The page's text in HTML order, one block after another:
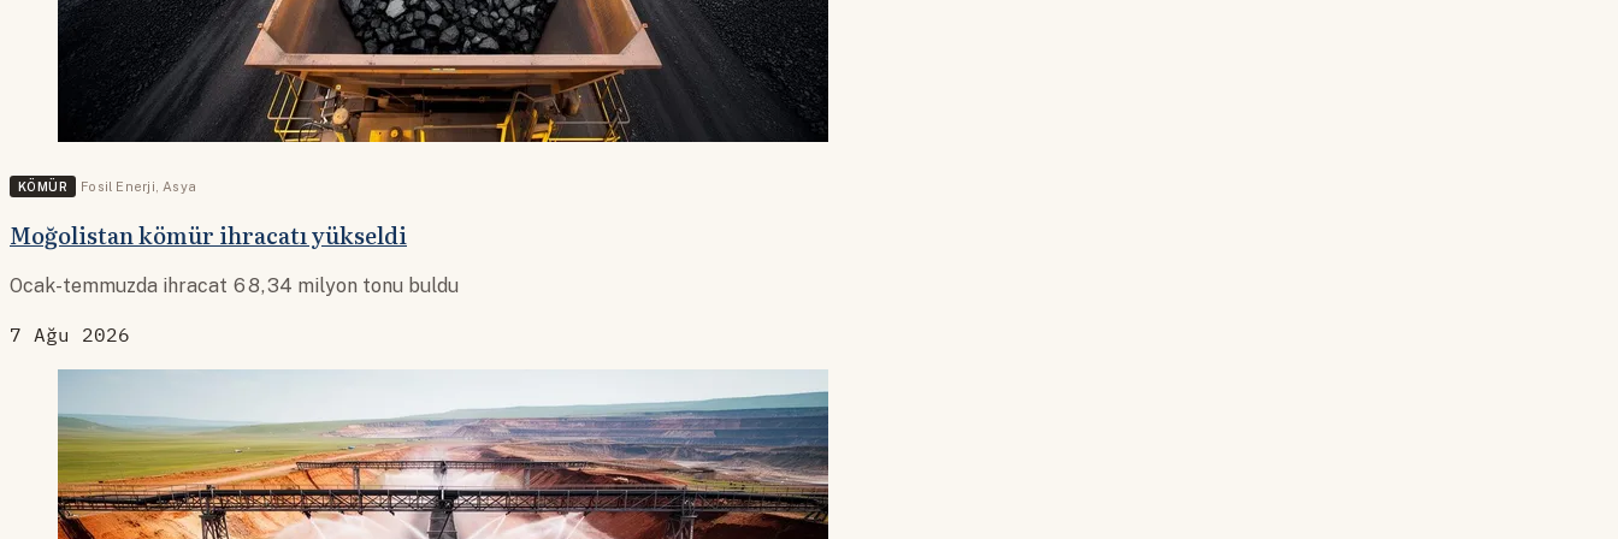
KÖMÜR Fosil Enerji Asya
Moğolistan kömür ihracatı yükseldi
Ocak-temmuzda ihracat 68,34 milyon tonu buldu
7 Ağu 2026